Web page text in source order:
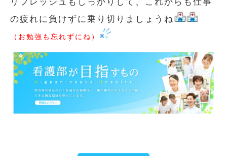
リフレッシュもしっかりして、これからも仕事
の疲れに負けずに乗り切りましょうね
（お勉強も忘れずにね）